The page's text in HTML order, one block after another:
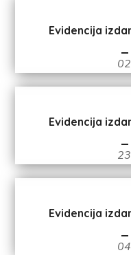
Evidencija
Evidencija
Evidencija